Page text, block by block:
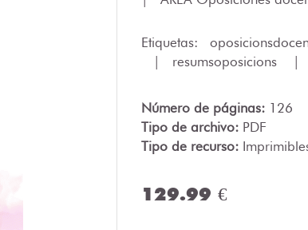
Etiquetas:
resumsoposicions
Número de páginas: 126
Tipo de archivo: PDF
Tipo de recurso:
129.99 €